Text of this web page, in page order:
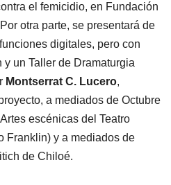
el femicidio, en Fundación
otra parte, se presentará de
digitales, pero con
un Taller de Dramaturgia
Montserrat C. Lucero,
a mediados de Octubre
escénicas del Teatro
Franklin) y a mediados de
de Chiloé.